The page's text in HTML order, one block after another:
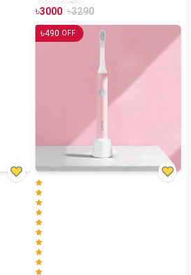
৳3000 ৳3290
৳490 OFF